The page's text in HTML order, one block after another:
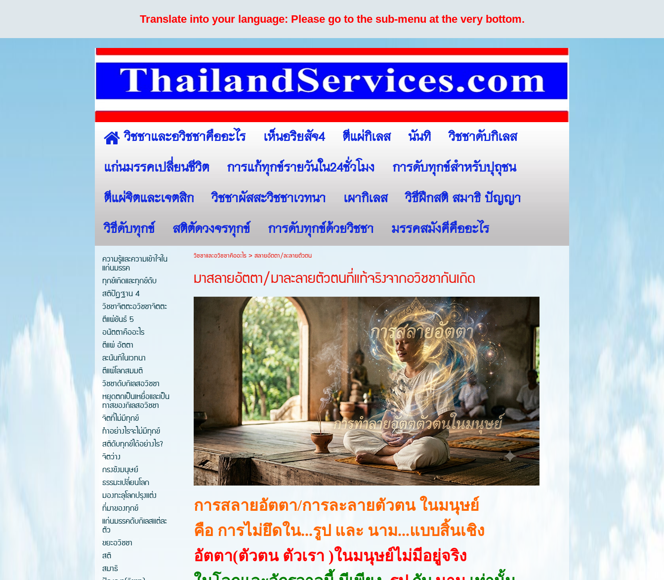
Translate into your language: Please go to the sub-menu at the very bottom.
วิชชาและอวิชชาคืออะไร เห็นอริยสัจ4 ตีแผ่กิเลส นันทิ
วิชชาดับกิเลส
แก่นมรรคเปลี่ยนชีวิต
การแก้ทุกข์รายวันใน24ชั่วโมง
การดับทุกข์สำหรับปุถุชน
ตีแผ่จิตและเจตสิก
วิชชาผัสสะวิชชาเวทนา เผากิเลส
วิธีฝึกสติ สมาธิ ปัญญา
วิธีดับทุกข์
สติตัดวงจรทุกข์ การดับทุกข์ด้วยวิชชา มรรคสมังคีคืออะไร
ความรู้และความเข้าใจใน
แก่นมรรค
ทุกข์เกิดและทุกข์ดับ
สติปัฏฐาน 4
วิชชาจิตตะอวิชชาจิตตะ
ตีแผ่ขันธ์ 5
อนัตตาคืออะไร
ตีแผ่ อัตตา
ละนันทิในเวทนา
ตีแผ่โลกสมมติ
วิชชาดับกิเลสอวิชชา
หยุดตกเป็นเหยื่อและเป็น
ทาสของกิเลสอวิชชา
จิตที่ไม่มีทุกข์
ทำอย่างไรจะไม่มีทุกข์
สติดับทุกข์ได้อย่างไร?
จิตว่าง
กรงขังมนุษย์
ธรรมะเปลี่ยนโลก
มองทะลุโลกปรุงแต่ง
ที่มาของทุกข์
แก่นมรรคดับกิเลสแต่ละ
ตัว
ขยะอวิชชา
สติ
สมาธิ
วิชชาและอวิชชาคืออะไร>สลายอัตตา/ละลายตัวตน
มาสลายอัตตา/มาละลายตัวตนที่แท้จริงจากอวิชชากันเถิด
การสลายอัตตา/การละลายตัวตน ในมนุษย์
คือ การไม่ยึดใน...รูป และ นาม...แบบสิ้นเชิง
อัตตา(ตัวตน ตัวเรา )ในมนุษย์ไม่มีอยู่จริง